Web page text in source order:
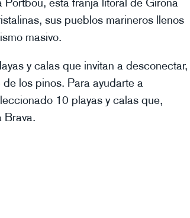
esta franja litoral de Girona
sus pueblos marineros llenos
masivo.
y calas que invitan a desconectar,
los pinos. Para ayudarte a
10 playas y calas que,
Brava.